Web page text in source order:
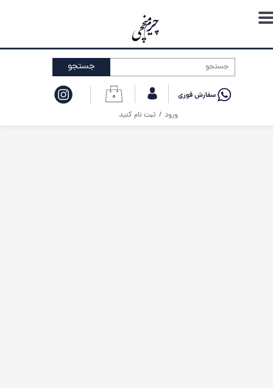
۰
ورود / ثبت نام کنید
حساب کاربری من
تغییر گذر واژه
خروج از حساب کاربری
جستجو